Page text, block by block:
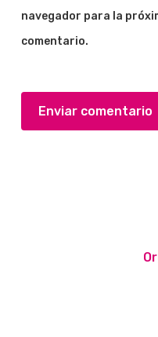
navegador para la
comentario.